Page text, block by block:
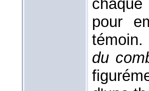
pour
témoin.
du